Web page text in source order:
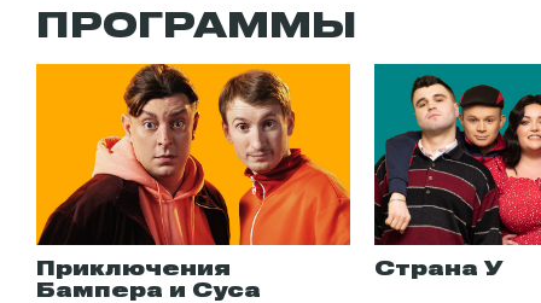
ПРОГРАММЫ
Приключения
Бампера и Суса
Страна У